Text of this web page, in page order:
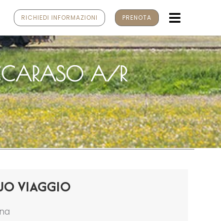
RICHIEDI INFORMAZIONI PRENOTA
A/R
VIAGGIO